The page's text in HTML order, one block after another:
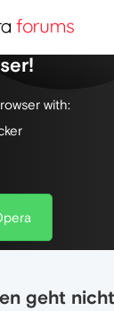
web,
with:
geht nicht